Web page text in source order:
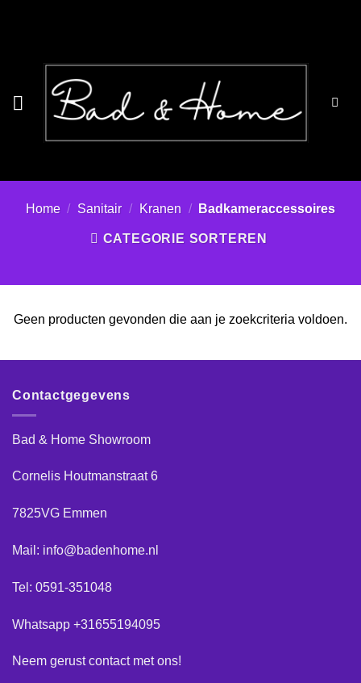
Home / Sanitair / Kranen / Badkameraccessoires
CATEGORIE SORTEREN
Geen producten gevonden die aan je zoekcriteria voldoen.
Contactgegevens
Bad & Home Showroom
Cornelis Houtmanstraat 6
7825VG Emmen
Mail: info@badenhome.nl
Tel: 0591-351048
Whatsapp +31655194095
Neem gerustcontactmet ons!